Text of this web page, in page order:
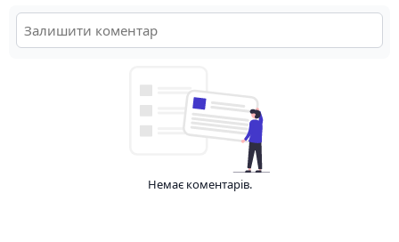
Немає коментарів.